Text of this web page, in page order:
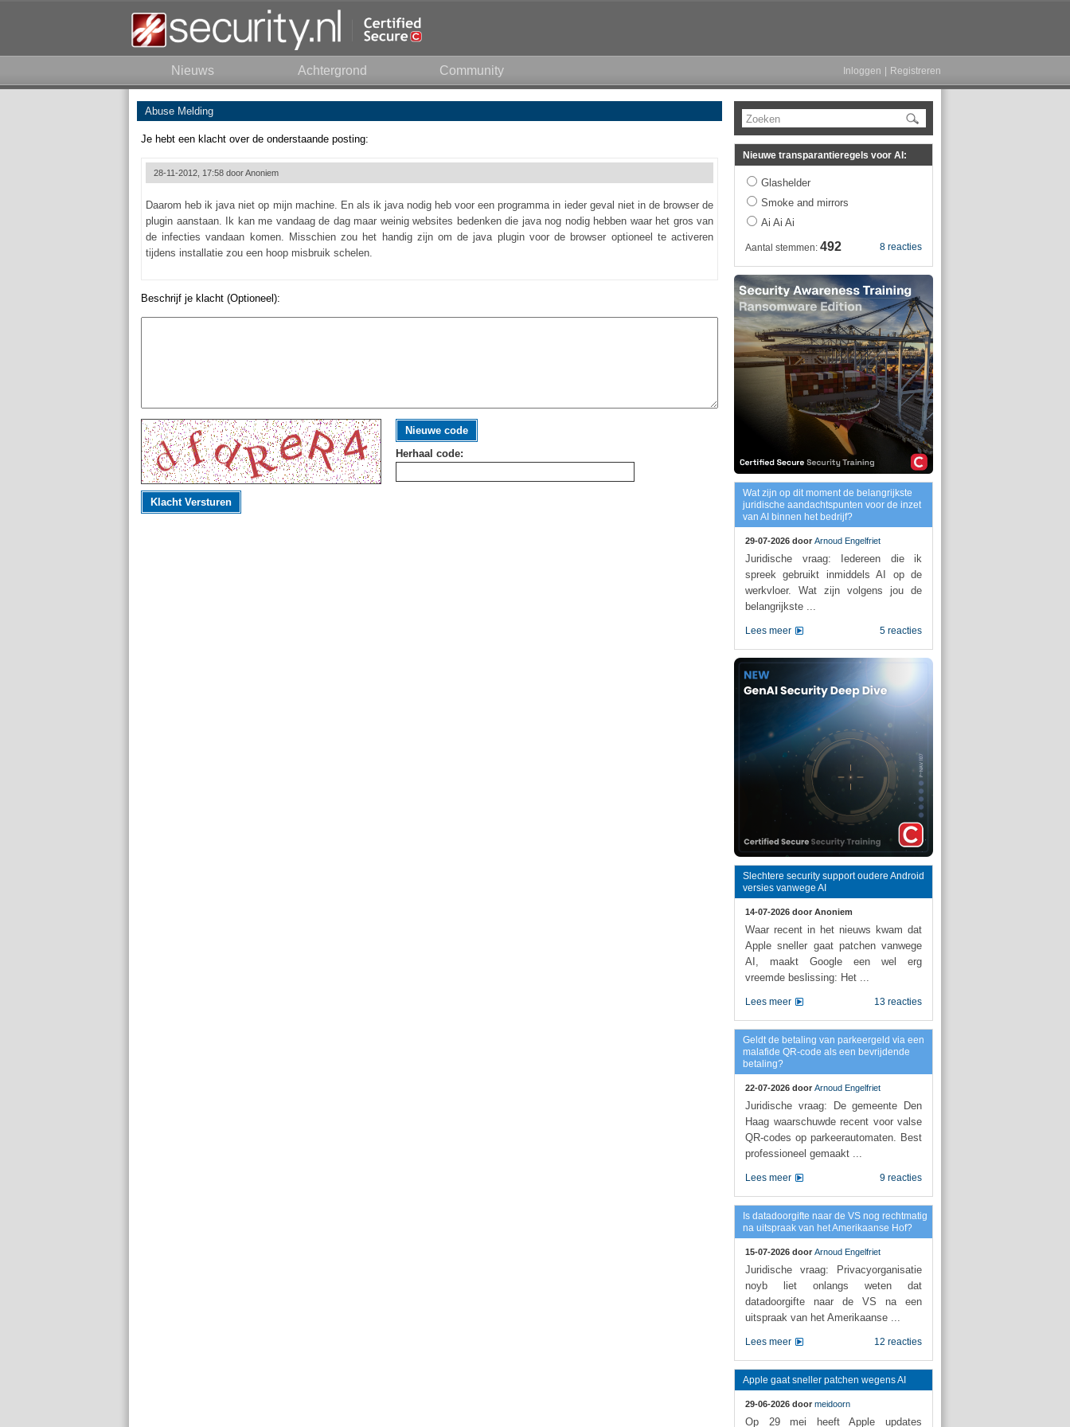
Nieuws Achtergrond Community Inloggen Registreren
Abuse Melding
Je hebt een klacht over de onderstaande posting:
28-11-2012, 17:58 doorAnoniem
Daarom heb ik java niet op mijn machine. En als ik java nodig heb voor een programma in ieder geval niet in de browser de
plugin aanstaan. Ik kan me vandaag de dag maar weinig websites bedenken die java nog nodig hebben waar het gros van
de infecties vandaan komen. Misschien zou het handig zijn om de java plugin voor de browser optioneel te activeren
tijdens installatie zou een hoop misbruik schelen.
Beschrijf je klacht (Optioneel):
Nieuwe code
Herhaal code:
Klacht Versturen
Zoeken
Nieuwe transparantieregels voor AI:
Glashelder
Smoke and mirrors
Ai Ai Ai
8 reacties
Aantal stemmen: 492
Wat zijn op dit moment de belangrijkste
juridische aandachtspunten voor de inzet
van AI binnen het bedrijf?
29-07-2026 door Arnoud Engelfriet
Juridische vraag: Iedereen die ik
spreek gebruikt inmiddels AI op de
werkvloer. Wat zijn volgens jou de
belangrijkste ...
5 reacties
Lees meer
Slechtere security support oudere Android
versies vanwege AI
14-07-2026 door Anoniem
Waar recent in het nieuws kwam dat
Apple sneller gaat patchen vanwege
AI, maakt Google een wel erg
vreemde beslissing: Het ...
13 reacties
Lees meer
Geldt de betaling van parkeergeld via een
malafide QR-code als een bevrijdende
betaling?
22-07-2026 door Arnoud Engelfriet
Juridische vraag: De gemeente Den
Haag waarschuwde recent voor valse
QR-codes op parkeerautomaten. Best
professioneel gemaakt ...
9 reacties
Lees meer
Is datadoorgifte naar de VS nog rechtmatig
na uitspraak van het Amerikaanse Hof?
15-07-2026 door Arnoud Engelfriet
Juridische vraag: Privacyorganisatie
noyb liet onlangs weten dat
datadoorgifte naar de VS na een
uitspraak van het Amerikaanse ...
12 reacties
Lees meer
Apple gaat sneller patchen wegens AI
29-06-2026 door meidoorn
Op 29 mei heeft Apple updates